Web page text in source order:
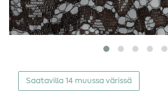
Saatavilla 14 muussa värissä